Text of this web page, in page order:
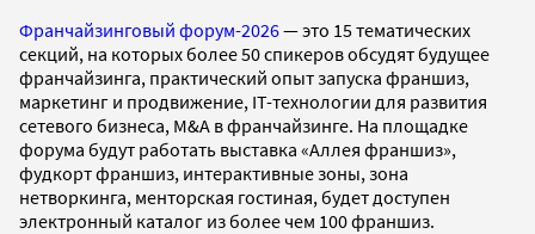
Франчайзинговый форум-2026— это 15 тематических
секций, на которых более 50 спикеров обсудят будущее
франчайзинга, практический опыт запуска франшиз,
маркетинг и продвижение, IT-технологии для развития
сетевого бизнеса, M&A в франчайзинге. На площадке
форума будут работать выставка «Аллея франшиз»,
фудкорт франшиз, интерактивные зоны, зона
нетворкинга, менторская гостиная, будет доступен
электронный каталог из более чем 100 франшиз.